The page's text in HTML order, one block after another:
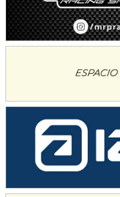
SUR SANTAFESINO - F4
José Samuel Sánchez (Tierra)
Rufino (Santa Fe)
Juan Navarro (Asfalto)